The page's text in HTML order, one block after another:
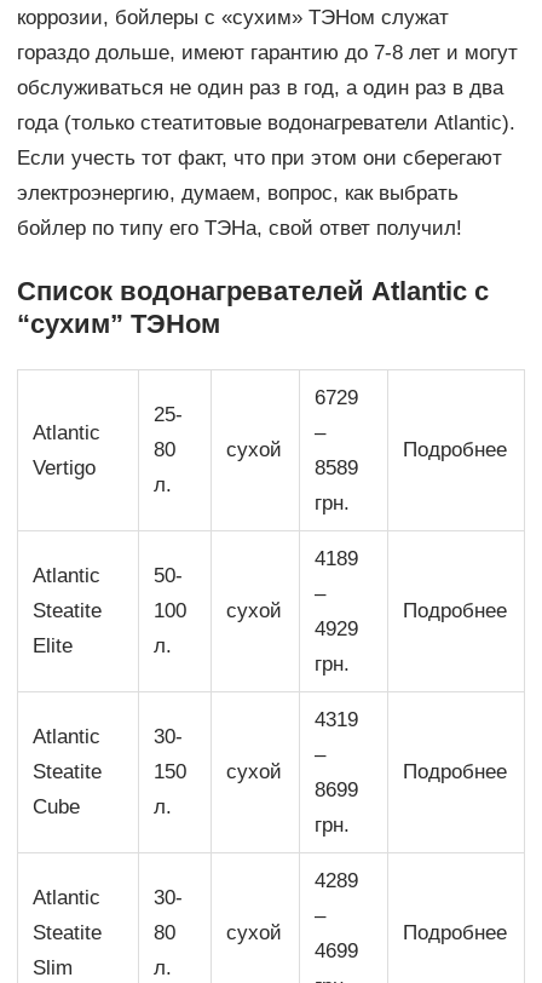
коррозии, бойлеры с «сухим» ТЭНом служат
гораздо дольше, имеют гарантию до 7-8 лет и могут
обслуживаться не один раз в год, а один раз в два
года (только стеатитовые водонагреватели Atlantic).
Если учесть тот факт, что при этом они сберегают
электроэнергию, думаем, вопрос, как выбрать
бойлер по типу его ТЭНа, свой ответ получил!
Список водонагревателей Atlantic с
“сухим” ТЭНом
Atlantic
Vertigo
25-
80
л.
сухой
6729
–
8589
грн.
Подробнее
Atlantic
Steatite
Elite
50-
100
л.
сухой
4189
–
4929
грн.
Подробнее
Atlantic
Steatite
Cube
30-
150
л.
сухой
4319
–
8699
грн.
Подробнее
Atlantic
Steatite
Slim
30-
80
л.
сухой
4289
–
4699
Подробнее